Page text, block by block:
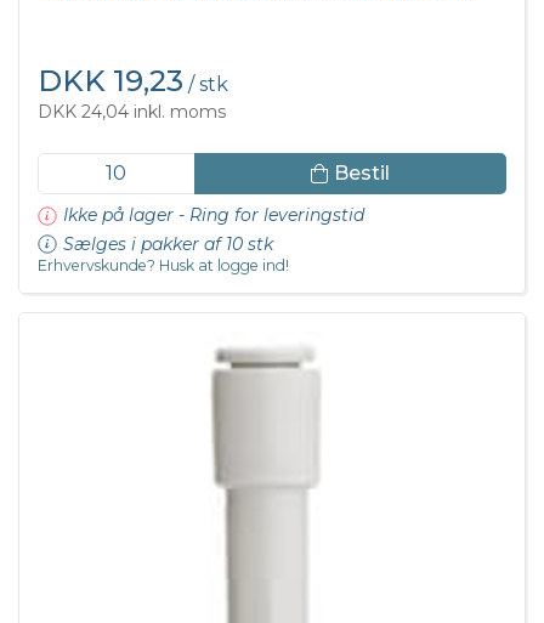
DKK 19,23 / stk
DKK 24,04 inkl. moms
Bestil
Ikke på lager - Ring for leveringstid
Sælges i pakker af 10 stk
Erhvervskunde? Husk at logge ind!